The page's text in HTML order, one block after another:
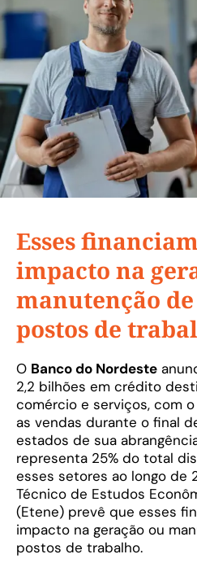
Esses
impacto na
manutenção
postos de
O Banco do Nordeste
2,2 bilhões em crédito
comércio e serviços, com
as vendas durante o final
estados de sua
representa 25% do total
esses setores ao longo de
Técnico de Estudos
(Etene) prevê que esses
impacto na geração ou
postos de trabalho.